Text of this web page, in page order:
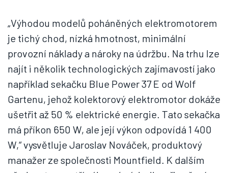
„Výhodou modelů poháněných elektromotorem
je tichý chod, nízká hmotnost, minimální
provozní náklady a nároky na údržbu. Na trhu lze
najít i několik technologických zajímavostí jako
například sekačku Blue Power 37 E od Wolf
Gartenu, jehož kolektorový elektromotor dokáže
ušetřit až 50 % elektrické energie. Tato sekačka
má příkon 650 W, ale její výkon odpovídá 1 400
W,“ vysvětluje Jaroslav Nováček, produktový
manažer ze společnosti Mountfield. K dalším